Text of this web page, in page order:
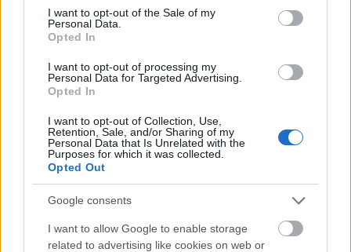
consent section.
I want to opt-out of the Sale of my
Personal Data.
Opted In
I want to opt-out of processing my
Personal Data for Targeted Advertising.
Opted In
I want to opt-out of Collection, Use,
Retention, Sale, and/or Sharing of my
Personal Data that Is Unrelated with the
Purposes for which it was collected.
Opted Out
Google consents
I want to allow Google to enable storage
related to advertising like cookies on web or
SZAVAKKAL FESTENI